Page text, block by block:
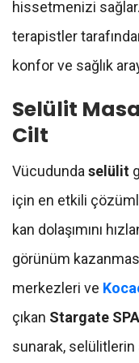
hissetmenizi sağlar.
terapistler
konfor ve sağlık
Selülit
Cilt
Vücudunda selülit
için en etkili
kan dolaşımını
görünüm
merkezleri ve
çıkan Stargate SPA
sunarak, selülitlerin